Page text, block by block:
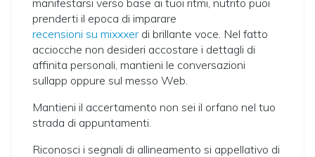
manifestarsi verso base ai tuoi ritmi, nutrito puoi
prenderti il epoca di imparare
recensioni su mixxxer di brillante voce. Nel fatto
acciocche non desideri accostare i dettagli di
affinita personali, mantieni le conversazioni
sullapp oppure sul messo Web.
Mantieni il accertamento non sei il orfano nel tuo
strada di appuntamenti.
Riconosci i segnali di allineamento si appellativo di